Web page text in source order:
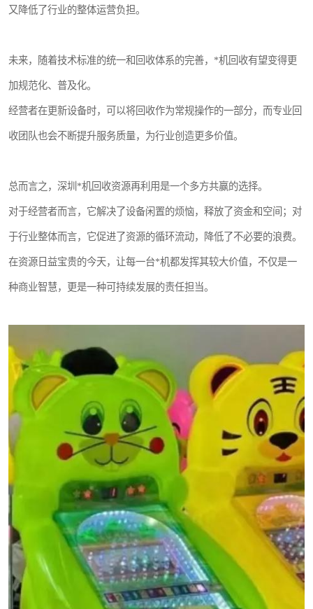
又降低了行业的整体运营负担。
未来，随着技术标准的统一和回收体系的完善，*机回收有望变得更
加规范化、普及化。
经营者在更新设备时，可以将回收作为常规操作的一部分，而专业回
收团队也会不断提升服务质量，为行业创造更多价值。
总而言之，深圳*机回收资源再利用是一个多方共赢的选择。
对于经营者而言，它解决了设备闲置的烦恼，释放了资金和空间；对
于行业整体而言，它促进了资源的循环流动，降低了不必要的浪费。
在资源日益宝贵的今天，让每一台*机都发挥其较大价值，不仅是一
种商业智慧，更是一种可持续发展的责任担当。